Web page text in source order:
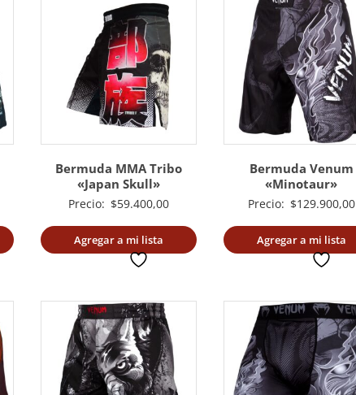
Bermuda MMA Tribo
«Japan Skull»
Precio: $59.400,00
Agregar a mi lista
Bermuda Venum
«Minotaur»
Precio: $129.900,00
Agregar a mi lista